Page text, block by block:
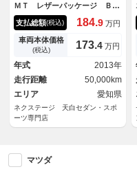
ＭＴ レザーパッケージ ＢＯ
ＳＥサウンドシステム ＨＩＤ
ヘッドライト 純正１８インチ
アルミ ビルシュタインダンパ
ー 純正革巻きステアリング
ＥＴＣ 禁煙車
支払総額(税込) 184.9 万円
車両本体価格
(税込) 173.4 万円
年式
2013年
走行距離
50,000km
エリア
愛知県
ネクステージ 天白セダン・スポ
ーツ専門店
マツダ